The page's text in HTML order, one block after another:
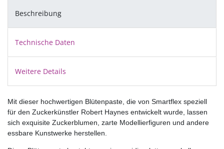
Beschreibung
Technische Daten
Weitere Details
Mit dieser hochwertigen Blütenpaste, die von Smartflex speziell
für den Zuckerkünstler Robert Haynes entwickelt wurde, lassen
sich exquisite Zuckerblumen, zarte Modellierfiguren und andere
essbare Kunstwerke herstellen.